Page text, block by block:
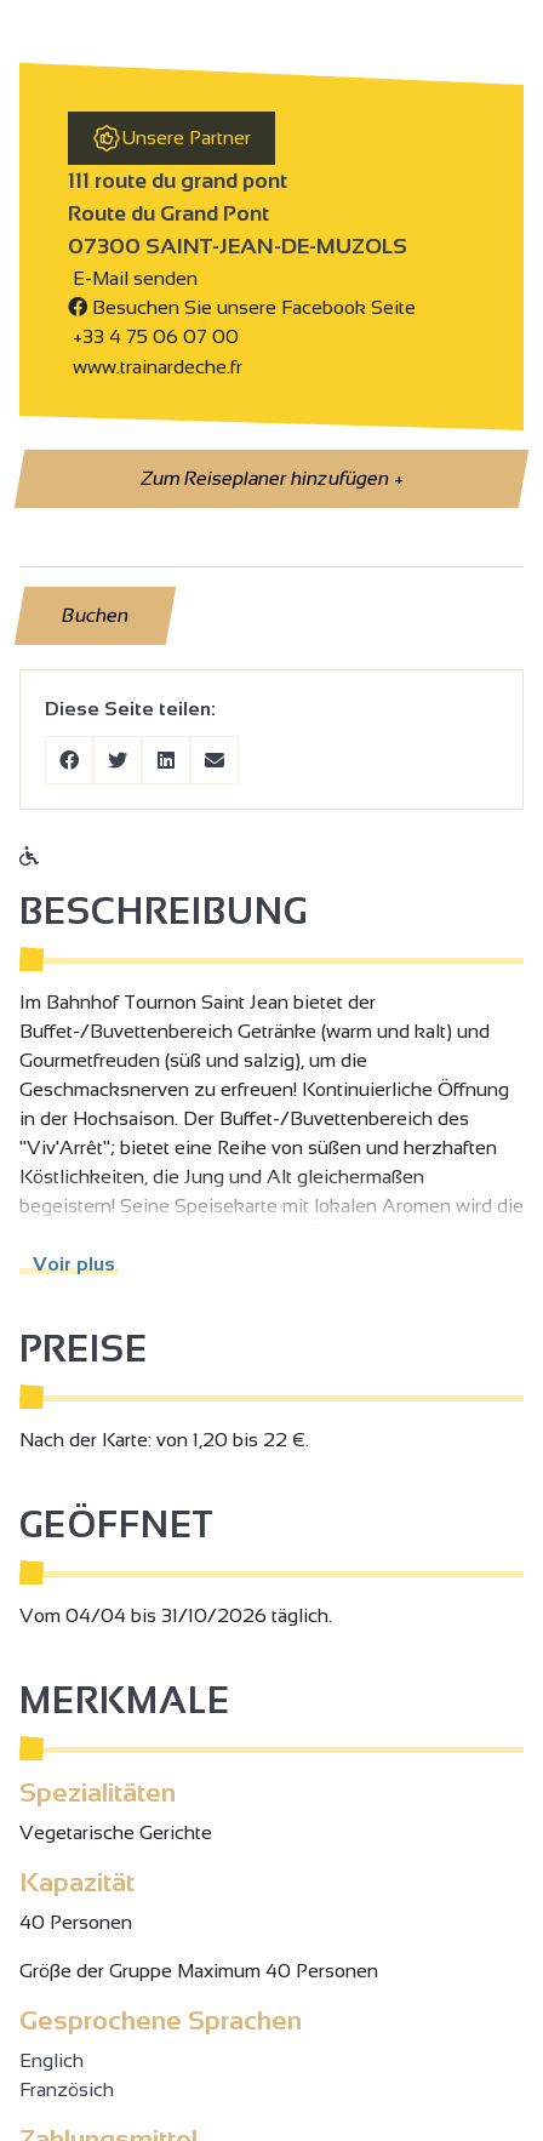
Unsere Partner
111 route du grand pont
Route du Grand Pont
07300 SAINT-JEAN-DE-MUZOLS
E-Mail senden
Besuchen Sie unsere Facebook Seite
+33 4 75 06 07 00
www.trainardeche.fr
Zum Reiseplaner hinzufügen+
Buchen
Diese Seite teilen:
BESCHREIBUNG
Im Bahnhof Tournon Saint Jean bietet der
Buffet-/Buvettenbereich Getränke (warm und kalt) und
Gourmetfreuden (süß und salzig), um die
Geschmacksnerven zu erfreuen! Kontinuierliche Öffnung
in der Hochsaison. Der Buffet-/Buvettenbereich des
"Viv'Arrêt"; bietet eine Reihe von süßen und herzhaften
Köstlichkeiten, die Jung und Alt gleichermaßen
begeistern! Seine Speisekarte mit lokalen Aromen wird die
Ardèche, traditionelle Biere und das berühmte
Voir plus
PREISE
Nach der Karte: von 1,20 bis 22 €.
GEÖFFNET
Vom 04/04 bis 31/10/2026 täglich.
MERKMALE
Spezialitäten
Vegetarische Gerichte
Kapazität
40 Personen
Gröβe der Gruppe Maximum 40 Personen
Gesprochene Sprachen
Englich
Französich